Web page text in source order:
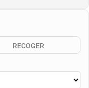
RECOGER